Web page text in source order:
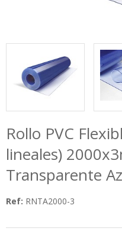
Rollo PVC
lineales)
Transparente
Ref: RNTA2000-3